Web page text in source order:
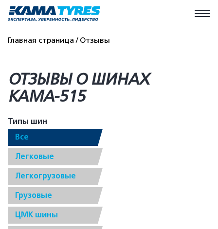
Главная страница Отзывы
ОТЗЫВЫ О ШИНАХ
КАМА-515
Типы шин
Все
Легковые
Легкогрузовые
Грузовые
ЦМК шины